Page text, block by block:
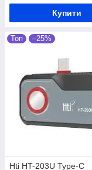
Купити
Топ –25%
Hti HT-203U Type-C